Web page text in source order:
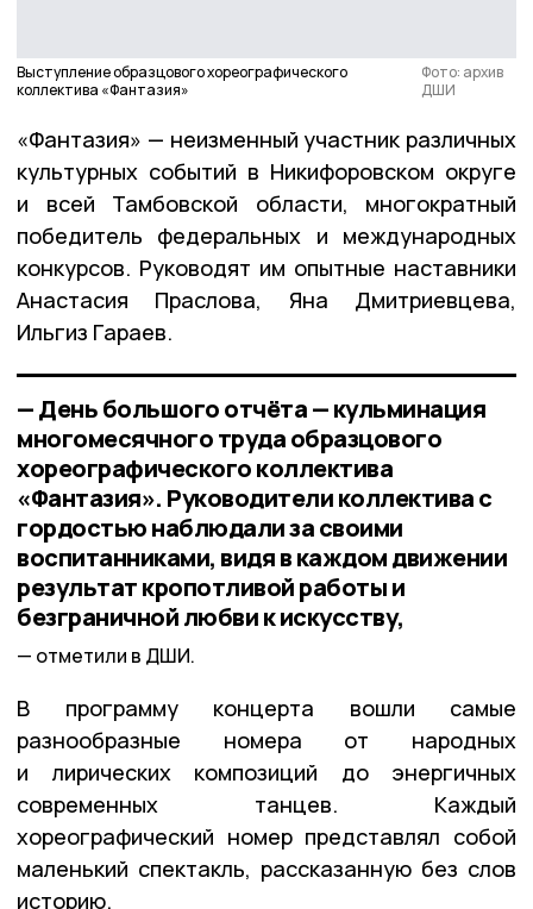
Выступление образцового хореографического
коллектива «Фантазия»
Фото: архив
ДШИ
«Фантазия» — неизменный участник различных
культурных событий в Никифоровском округе
и всей Тамбовской области, многократный
победитель федеральных и международных
конкурсов. Руководят им опытные наставники
Анастасия Праслова, Яна Дмитриевцева,
Ильгиз Гараев.
— День большого отчёта — кульминация
многомесячного труда образцового
хореографического коллектива
«Фантазия». Руководители коллектива с
гордостью наблюдали за своими
воспитанниками, видя в каждом движении
результат кропотливой работы и
безграничной любви к искусству,
отметили в ДШИ.
В программу концерта вошли самые
разнообразные номера от народных
и лирических композиций до энергичных
современных танцев. Каждый
хореографический номер представлял собой
маленький спектакль, рассказанную без слов
историю.